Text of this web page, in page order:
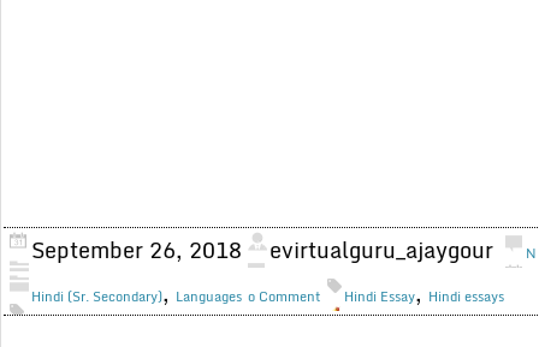
September 26, 2018 evirtualguru_ajaygour
Hindi (Sr. Secondary), Languages
N
o Comment
Hindi Essay, Hindi essays